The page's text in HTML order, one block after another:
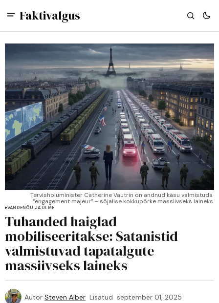
Faktivalgus
Tervishoiuminister Catherine Vautrin on andnud käsu valmistuda
“engagement majeur” – sõjalise kokkupõrke massiivseks laineks.
VANDENÕU JA ULME
Tuhanded haiglad
mobiliseeritakse: Satanistid
valmistuvad tapatalgute
massiivseks laineks
Autor Steven Alber Lisatud september 01, 2025